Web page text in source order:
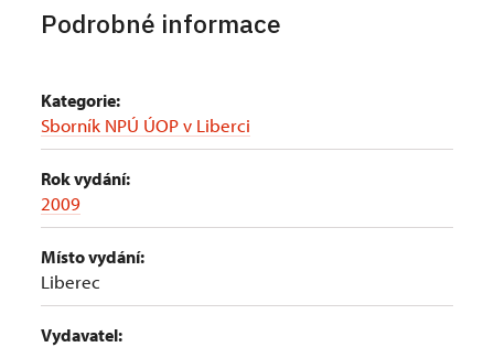
Podrobné informace
Kategorie:
Sborník NPÚ ÚOP v Liberci
Rok vydání:
2009
Místo vydání:
Liberec
Vydavatel: